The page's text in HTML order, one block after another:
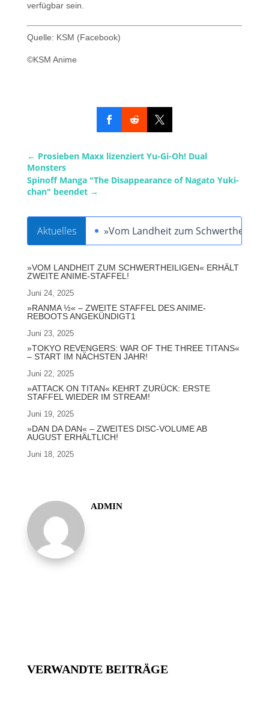
verfügbar sein.
Quelle: KSM (Facebook)
©KSM Anime
← Prosieben Maxx lizenziert Yu-Gi-Oh! Dual
Monsters
Spinoff Manga "The Disappearance of Nagato Yuki-
chan" beendet→
Aktuelles »Vom Landheit zum
»VOM LANDHEIT ZUM SCHWERTHEILIGEN« ERHÄLT
ZWEITE ANIME-STAFFEL!
Juni 24, 2025
»RANMA ½« – ZWEITE STAFFEL DES ANIME-
REBOOTS ANGEKÜNDIGT1
Juni 23, 2025
»TOKYO REVENGERS: WAR OF THE THREE TITANS«
– START IM NÄCHSTEN JAHR!
Juni 22, 2025
»ATTACK ON TITAN« KEHRT ZURÜCK: ERSTE
STAFFEL WIEDER IM STREAM!
Juni 19, 2025
»DAN DA DAN« – ZWEITES DISC-VOLUME AB
AUGUST ERHÄLTLICH!
Juni 18, 2025
ADMIN
VERWANDTE BEITRÄGE